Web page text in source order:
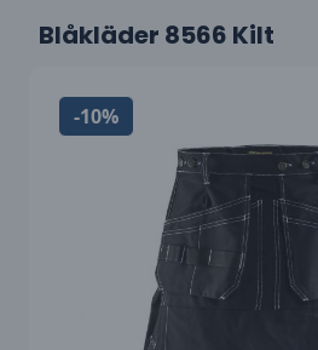
Blåkläder 8566 Kilt
-10%